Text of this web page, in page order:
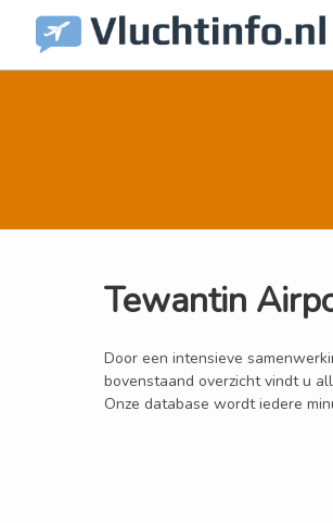
Tewantin
Door een intensieve
bovenstaand overzicht vindt u
Onze database wordt iedere